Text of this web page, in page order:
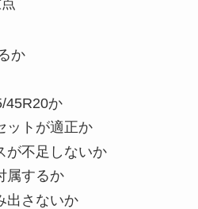
か
45R20か
ットが適正か
が不足しないか
属するか
出さないか